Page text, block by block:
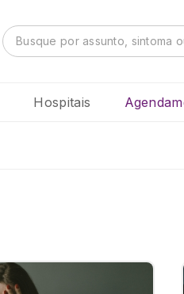
Hospitais